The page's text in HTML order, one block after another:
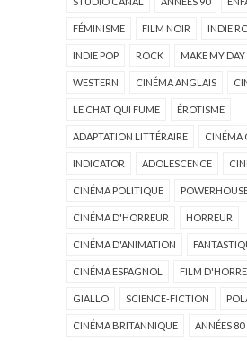
FÉMINISME FILM NOIR INDIE
INDIE POP ROCK MAKE MY DAY
WESTERN CINÉMA ANGLAIS
LE CHAT QUI FUME ÉROTISME
ADAPTATION LITTÉRAIRE CINÉMA
INDICATOR ADOLESCENCE
CINÉMA POLITIQUE
CINÉMA D'HORREUR HORREUR
CINÉMA D'ANIMATION
CINÉMA ESPAGNOL FILM
GIALLO SCIENCE-FICTION
CINÉMA BRITANNIQUE ANNÉES 80